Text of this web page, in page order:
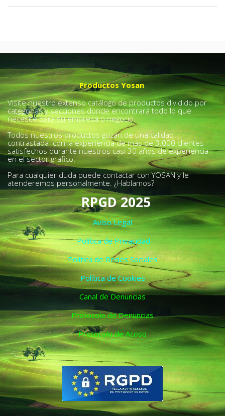
Productos Yosan
Visite nuestro extenso catálogo de productos dividido por
categorías y secciones donde encontrará todo lo que
necesite para su empresa o negocio.
Todos nuestros productos gozan de una calidad
contrastada con la experiencia de más de 3.000 clientes
satisfechos durante nuestros casi 30 años de experiencia
en el sector gráfico.
Para cualquier duda puede contactar con YOSAN y le
atenderemos personalmente. ¿Hablamos?
RPGD 2025
Aviso Legal
Política de Privacidad
Política de Redes Sociales
Política de Cookies
Canal de Denuncias
Protocolo de Denuncias
Protocolo de Acoso